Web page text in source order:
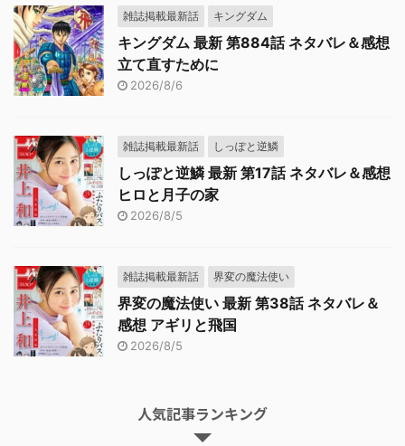
雑誌掲載最新話 キングダム
キングダム 最新 第884話 ネタバレ＆感想
立て直すために
2026/8/6
雑誌掲載最新話 しっぽと逆鱗
しっぽと逆鱗 最新 第17話 ネタバレ＆感想
ヒロと月子の家
2026/8/5
雑誌掲載最新話 界変の魔法使い
界変の魔法使い 最新 第38話 ネタバレ＆
感想 アギリと飛国
2026/8/5
人気記事ランキング